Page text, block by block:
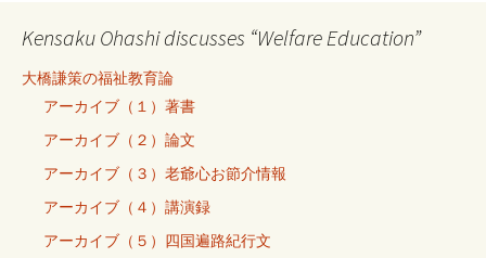
Kensaku Ohashi discusses “Welfare Education”
大橋謙策の福祉教育論
アーカイブ（１）著書
アーカイブ（２）論文
アーカイブ（３）老爺心お節介情報
アーカイブ（４）講演録
アーカイブ（５）四国遍路紀行文